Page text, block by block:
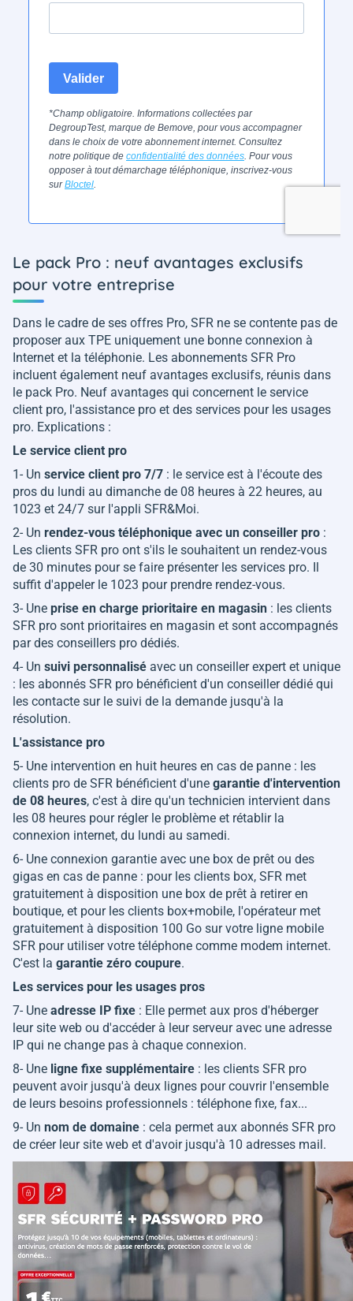
Le pack Pro : neuf avantages exclusifs
pour votre entreprise
Dans le cadre de ses offres Pro, SFR ne se contente pas de
proposer aux TPE uniquement une bonne connexion à
Internet et la téléphonie. Les abonnements SFR Pro
incluent également neuf avantages exclusifs, réunis dans
le pack Pro. Neuf avantages qui concernent le service
client pro, l'assistance pro et des services pour les usages
pro. Explications :
Le service client pro
1- Un service client pro 7/7 : le service est à l'écoute des
pros du lundi au dimanche de 08 heures à 22 heures, au
1023 et 24/7 sur l'appli SFR&Moi.
2- Un rendez-vous téléphonique avec un conseiller pro :
Les clients SFR pro ont s'ils le souhaitent un rendez-vous
de 30 minutes pour se faire présenter les services pro. Il
suffit d'appeler le 1023 pour prendre rendez-vous.
3- Une prise en charge prioritaire en magasin : les clients
SFR pro sont prioritaires en magasin et sont accompagnés
par des conseillers pro dédiés.
4- Un suivi personnalisé avec un conseiller expert et unique
: les abonnés SFR pro bénéficient d'un conseiller dédié qui
les contacte sur le suivi de la demande jusqu'à la
résolution.
L'assistance pro
5- Une intervention en huit heures en cas de panne : les
clients pro de SFR bénéficient d'une garantie d'intervention
de 08 heures, c'est à dire qu'un technicien intervient dans
les 08 heures pour régler le problème et rétablir la
connexion internet, du lundi au samedi.
6- Une connexion garantie avec une box de prêt ou des
gigas en cas de panne : pour les clients box, SFR met
gratuitement à disposition une box de prêt à retirer en
boutique, et pour les clients box+mobile, l'opérateur met
gratuitement à disposition 100 Go sur votre ligne mobile
SFR pour utiliser votre téléphone comme modem internet.
C'est la garantie zéro coupure.
Les services pour les usages pros
7- Une adresse IP fixe : Elle permet aux pros d'héberger
leur site web ou d'accéder à leur serveur avec une adresse
IP qui ne change pas à chaque connexion.
8- Une ligne fixe supplémentaire : les clients SFR pro
peuvent avoir jusqu'à deux lignes pour couvrir l'ensemble
de leurs besoins professionnels : téléphone fixe, fax...
9- Un nom de domaine : cela permet aux abonnés SFR pro
de créer leur site web et d'avoir jusqu'à 10 adresses mail.